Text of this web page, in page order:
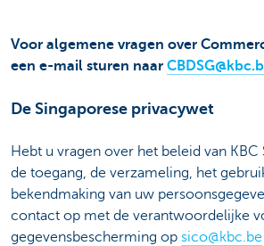
Voor algemene vragen over
een e-mail sturen naar
De Singaporese privacywet
Hebt u vragen over het beleid van KBC
de toegang, de verzameling, het
bekendmaking van uw
contact op met de verantwoordelijke
gegevensbescherming op sico@kbc.be